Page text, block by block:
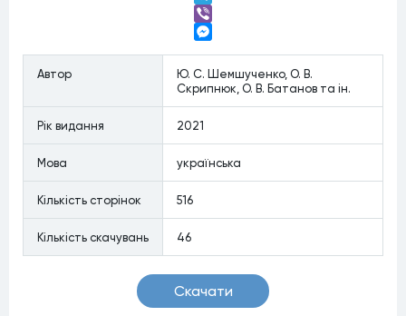
Telegram
Viber
Автор
Ю. С. Шемшученко, О. В.
Скрипнюк, О. В. Батанов та ін.
Рiк видання 2021
Мова українська
Кiлькiсть сторiнок 516
Кiлькiсть скачувань 46
Скачати